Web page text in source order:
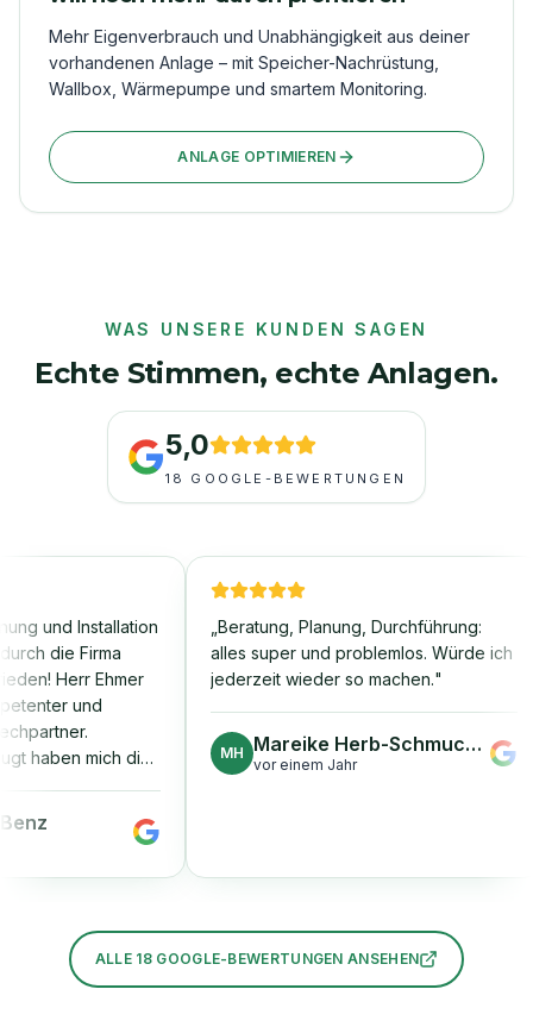
Mehr Eigenverbrauch und Unabhängigkeit aus deiner
vorhandenen Anlage – mit Speicher-Nachrüstung,
Wallbox, Wärmepumpe und smartem Monitoring.
ANLAGE OPTIMIEREN
WAS UNSERE KUNDEN SAGEN
Echte Stimmen, echte Anlagen.
5,0
18 GOOGLE-BEWERTUNGEN
und Installation
die Firma
Herr Ehmer
und
mich die
Die
Dank für
Beratung, Planung, Durchführung:
alles super und problemlos. Würde ich
jederzeit wieder so machen."
MH Mareike Herb-Schmuchal
vor einem Jahr
ALLE 18 GOOGLE-BEWERTUNGEN ANSEHEN